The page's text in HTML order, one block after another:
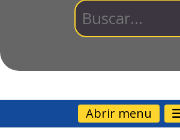
Abrir menu